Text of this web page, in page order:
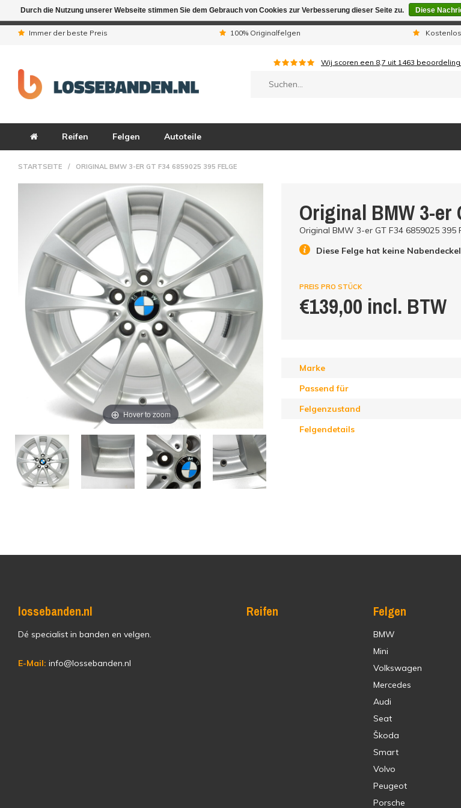
Immer der beste Preis 100% Originalfelgen
Wij scoren een 8,7 uit 1463
Reifen Felgen Autoteile
STARTSEITE / ORIGINAL BMW 3-ER GT F34 6859025 395 FELGE
Hover to zoom
Original BMW 3-er
Original BMW 3-er GT F34 6859025 395
Diese Felge hat keine
PREIS PRO STÜCK
€139,00 incl. BTW
Marke
Passend für
Felgenzustand
Felgendetails
lossebanden.nl
Dé specialist in banden en velgen.
E-Mail: info@lossebanden.nl
Reifen Felgen
BMW
Mini
Volkswagen
Mercedes
Audi
Seat
Škoda
Smart
Volvo
Peugeot
Porsche
Durch die Nutzung unserer Webseite stimmen Sie dem Gebrauch von Cookies zur Verbesserung dieser Seite zu. Diese
Aufgrund der Ferientagen sind wir telefonisch nicht erreichbar.